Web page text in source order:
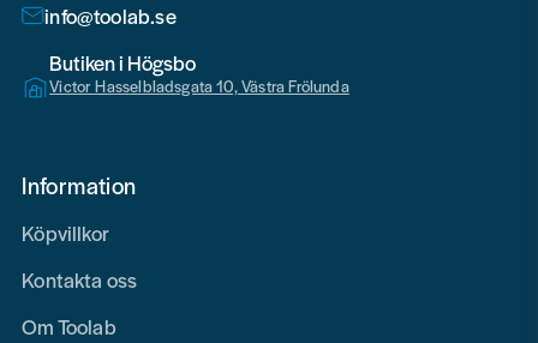
info@toolab.se
Butiken i Högsbo
Victor Hasselbladsgata 10, Västra Frölunda
Information
Köpvillkor
Kontakta oss
Om Toolab